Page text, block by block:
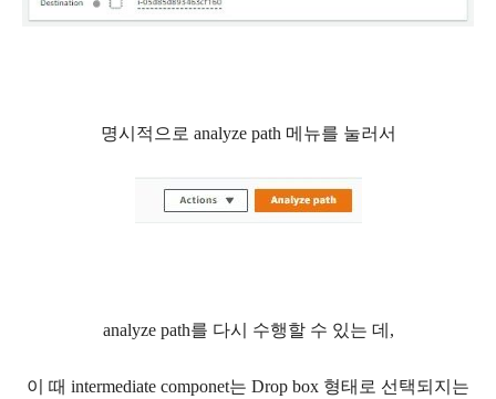
명시적으로 analyze path 메뉴를 눌러서
analyze path를 다시 수행할 수 있는 데,
이 때 intermediate componet는 Drop box 형태로 선택되지는